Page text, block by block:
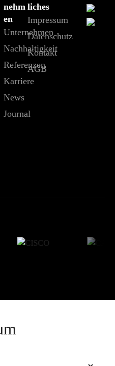
nehm
en
Unternehmen
Nachhaltigkeit
Referenzen
Karriere
News
Journal
liches
Impressum
Datenschutz
Kontakt
AGB